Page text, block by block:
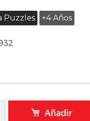
Puzzles +4 Años
Añadir